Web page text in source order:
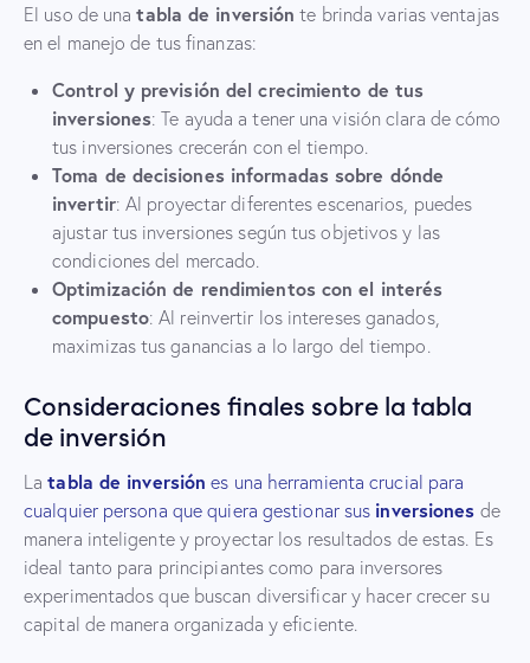
El uso de unatabla de inversión te brinda varias ventajas
en el manejo de tus finanzas:
Control y previsión del crecimiento de tus
inversiones: Te ayuda a tener una visión clara de cómo
tus inversiones crecerán con el tiempo.
Toma de decisiones informadas sobre dónde
invertir: Al proyectar diferentes escenarios, puedes
ajustar tus inversiones según tus objetivos y las
condiciones del mercado.
Optimización de rendimientos con el interés
compuesto: Al reinvertir los intereses ganados,
maximizas tus ganancias a lo largo del tiempo.
Consideraciones finales sobre la tabla
de inversión
La tabla de inversión es una herramienta crucial para
cualquier persona que quiera gestionar sus inversiones de
manera inteligente y proyectar los resultados de estas. Es
ideal tanto para principiantes como para inversores
experimentados que buscan diversificar y hacer crecer su
capital de manera organizada y eficiente.